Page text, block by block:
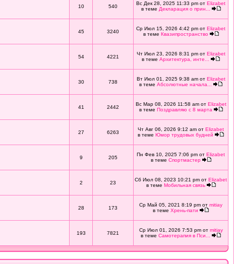
10 540
Вс Дек 28, 2025 11:33 pm от Elizabet
в теме Декларация о прин...
45 3240
Ср Июл 15, 2026 4:42 pm от Elizabet
в теме Квазипространство
54 4221
Чт Июл 23, 2026 8:31 pm от Elizabet
в теме Архитектура, инте...
30 738
Вт Июл 01, 2025 9:38 am от Elizabet
в теме Абсолютные начала...
41 2442
Вс Мар 08, 2026 11:58 am от Elizabet
в теме Поздравляю с 8 марта
27 6263
Чт Авг 06, 2026 9:12 am от Elizabet
в теме Юмор трудовых будней
9 205
Пн Фев 10, 2025 7:06 pm от Elizabet
в теме Спортмастер
2 23
Сб Июл 08, 2023 10:21 pm от Elizabet
в теме Мобильная связь
28 173
Ср Май 05, 2021 8:19 pm от mitiay
в теме Хрень-пати
193 7821
Ср Июл 01, 2026 7:53 pm от mitiay
в теме Самотерапия в Пси...